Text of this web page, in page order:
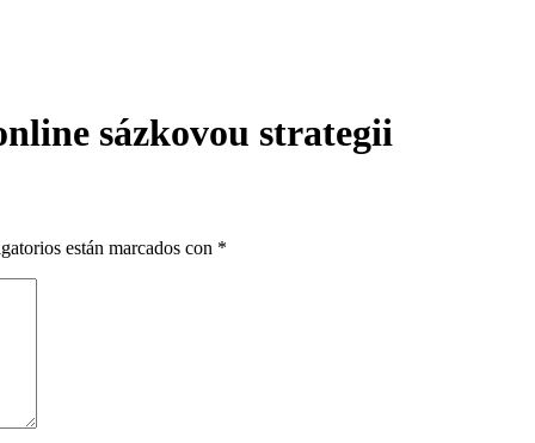
sázkovou strategii
están marcados con *